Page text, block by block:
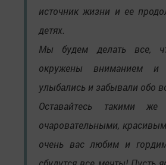
источник жизни и ее
детях.
Мы будем делать все,
окружены вниманием и
улыбались и забывали обо
Оставайтесь такими же
очаровательными,
очень вас любим и